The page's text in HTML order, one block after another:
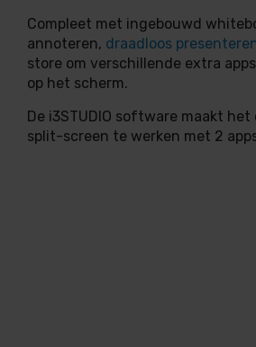
Compleet met ingebouwd
annoteren, draadloos
store om verschillende extra
op het scherm.
De i3STUDIO software maakt het
split-screen te werken met 2